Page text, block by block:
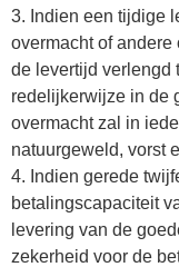
3. Indien een tijdige
overmacht of
de levertijd verlengd
redelijkerwijze in de
overmacht zal in
natuurgeweld, vorst
4. Indien gerede
betalingscapaciteit
levering van de
zekerheid voor de